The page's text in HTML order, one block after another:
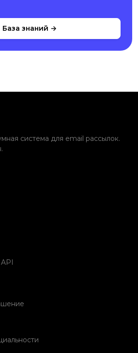
База знаний →
система для email рассылок.